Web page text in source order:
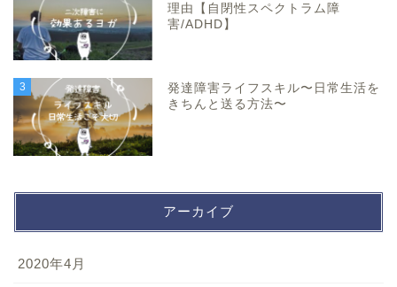
理由【自閉性スペクトラム障
害/ADHD】
3
発達障害ライフスキル〜日常生活を
きちんと送る方法〜
アーカイブ
2020年4月